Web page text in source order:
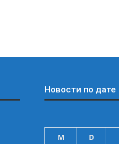
Новости по дате
M D